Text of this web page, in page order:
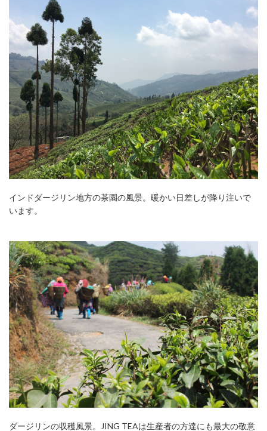
インドダージリン地方の茶園の風景。暖かい日差しが降り注いで
います。
ダージリンの収穫風景。JING TEAは生産者の方達にも最大の敬意